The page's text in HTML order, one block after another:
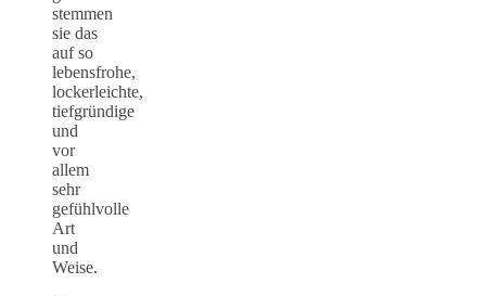
stemmen
sie das
auf so
lebensfrohe,
lockerleichte,
tiefgründige
und
vor
allem
sehr
gefühlvolle
Art
und
Weise.